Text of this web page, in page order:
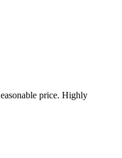
price. Highly